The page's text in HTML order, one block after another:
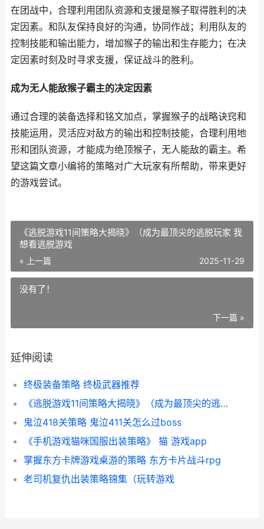
在团战中，合理利用团队资源和支援是猴子取得胜利的决
定因素。和队友保持良好的沟通，协同作战；利用队友的
控制技能和输出能力，增加猴子的输出和生存能力；在决
定因素时刻及时寻求支援，保证战斗的胜利。
成为无人能敌猴子霸主的决定因素
通过合理的装备选择和铭文加点，掌握猴子的战略诀窍和
技能运用，灵活应对敌方的输出和控制技能，合理利用地
形和团队资源，才能成为绝顶猴子，无人能敌的霸主。希
望这篇文章小编将的策略对广大玩家有所帮助，带来更好
的游戏尝试。
《逃脱游戏11间策略大揭晓》（成为最顶尖的逃脱玩家 我
想看逃脱游戏
« 上一篇 2025-11-29
没有了！
下一篇 »
延伸阅读
终极装备策略 终极武器推荐
《逃脱游戏11间策略大揭晓》（成为最顶尖的逃脱玩家 我想看逃脱游戏
鬼泣418关策略 鬼泣411关怎么过boss
《手机游戏猫咪国服出装策略》 猫 游戏app
掌握东方卡牌游戏桌游的策略 东方卡片战斗rpg
老司机复仇出装策略锦集（玩转游戏